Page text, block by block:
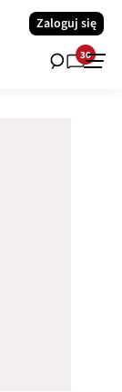
Zaloguj się
30